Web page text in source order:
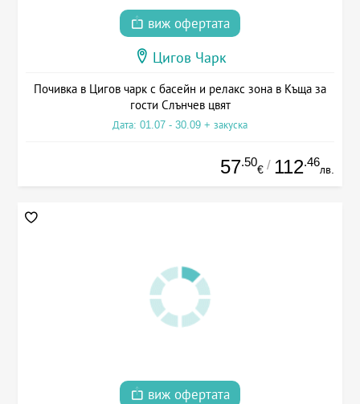
виж офертата
Цигов Чарк
Почивка в Цигов чарк с басейн и релакс зона в Къща за
гости Слънчев цвят
Дата: 01.07 - 30.09 + закуска
57.50
€ / 112.46
лв.
виж офертата